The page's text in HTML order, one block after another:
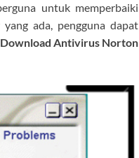
untuk memperbaiki
ada, pengguna dapat
Download Antivirus Norton